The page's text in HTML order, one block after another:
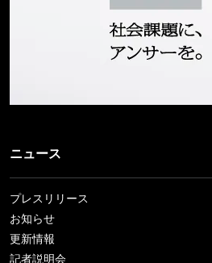
ニュース
プレスリリース
お知らせ
更新情報
記者説明会